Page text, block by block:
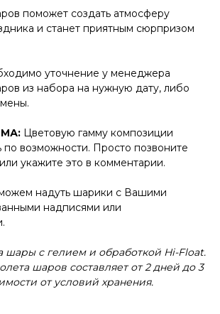
поможет создать атмосферу
и станет приятным сюрпризом
уточнение у менеджера
из набора на нужную дату, либо
Цветовую гамму композиции
возможности. Просто позвоните
укажите это в комментарии.
надуть шарики с Вашими
надписями или
шары с гелием и обработкой Hi-Float.
шаров составляет от 2 дней до 3
от условий хранения.